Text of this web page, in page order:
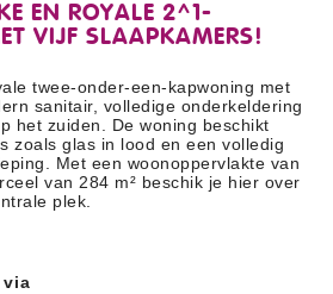
EN ROYALE 2^1-
VIJF SLAAPKAMERS!
twee-onder-een-kapwoning met
sanitair, volledige onderkeldering
het zuiden. De woning beschikt
zoals glas in lood en een volledig
Met een woonoppervlakte van
van 284 m² beschik je hier over
plek.
via